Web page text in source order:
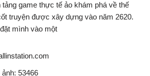
tảng game thực tế ảo khám phá về thế
truyện được xây dựng vào năm 2620.
mình vào một
53466